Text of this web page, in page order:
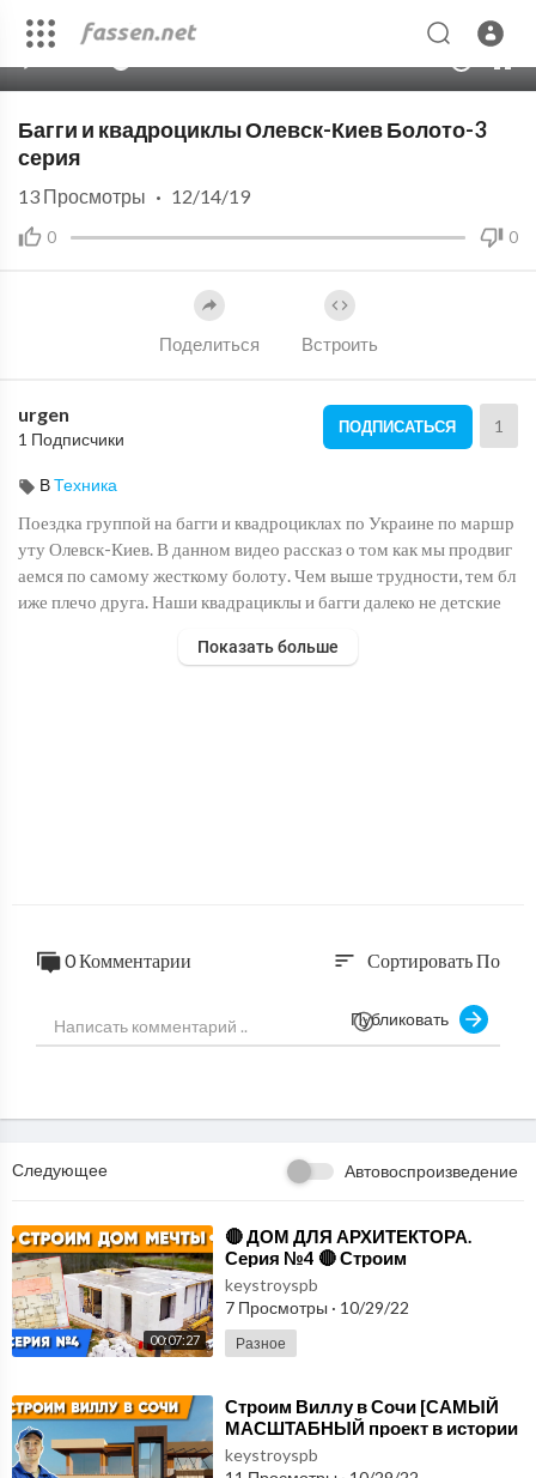
Багги и квадроциклы Олевск-Киев Болото-3
серия
0 0
13 Просмотры · 12/14/19
Поделиться Встроить
urgen
1 Подписчики
ПОДПИСАТЬСЯ 1
ВТехника
Поездка группой на багги и квадроциклах по Украине по маршр
уту Олевск-Киев. В данном видео рассказ о том как мы продвиг
аемся по самому жесткому болоту. Чем выше трудности, тем бл
иже плечо друга. Наши квадрациклы и багги далеко не детские
Показать больше
0 Комментарии sort Сортировать По
Публиковать
Следующее Автовоспроизведение
00:07:27
⁣🔴 ДОМ ДЛЯ АРХИТЕКТОРА.
Серия №4 🔴 Строим
современный дом с плоской
крышей. Возводим первый этаж
keystroyspb
7 Просмотры · 10/29/22
Разное
⁣Строим Виллу в Сочи [САМЫЙ
МАСШТАБНЫЙ проект в истории
компании] Участок с перепадом
17м. СЕРИЯ №1
keystroyspb